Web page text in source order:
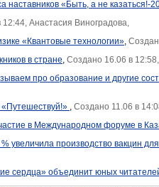
наставников «Быть, а не казаться!-
Анастасия Виноградова,
«Квантовые технологии»,
в стране, Создано 16.06 в
про образование и другие
, Создано 11.06 в
в Международном форуме в
производство вакцин
сердца» объединит юных